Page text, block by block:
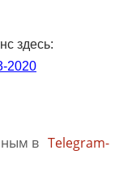
здесь:
2020
в Telegram-